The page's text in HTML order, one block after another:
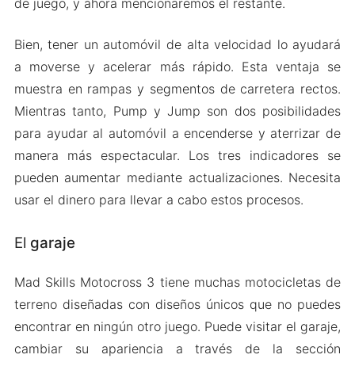
de juego, y ahora mencionaremos el restante.
Bien, tener un automóvil de alta velocidad lo ayudará
a moverse y acelerar más rápido. Esta ventaja se
muestra en rampas y segmentos de carretera rectos.
Mientras tanto, Pump y Jump son dos posibilidades
para ayudar al automóvil a encenderse y aterrizar de
manera más espectacular. Los tres indicadores se
pueden aumentar mediante actualizaciones. Necesita
usar el dinero para llevar a cabo estos procesos.
El garaje
Mad Skills Motocross 3 tiene muchas motocicletas de
terreno diseñadas con diseños únicos que no puedes
encontrar en ningún otro juego. Puede visitar el garaje,
cambiar su apariencia a través de la sección